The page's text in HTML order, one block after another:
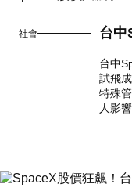
社會 台中
台中
試飛
特殊
人影響